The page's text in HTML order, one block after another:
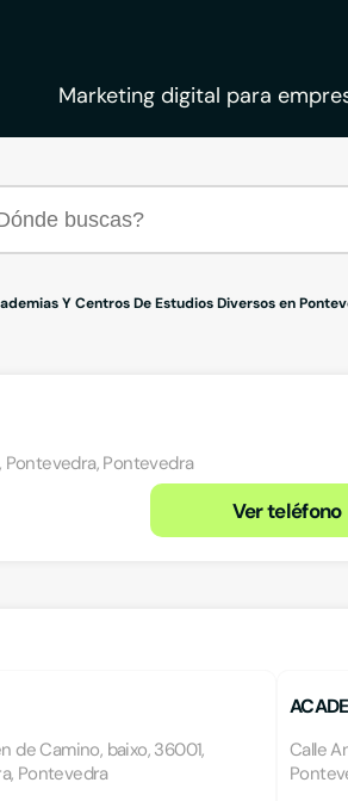
Marketing digital para
Y Centros De Estudios Diversos en
Pontevedra, Pontevedra
Ver teléfono
de Camino, baixo, 36001,
Pontevedra
Calle